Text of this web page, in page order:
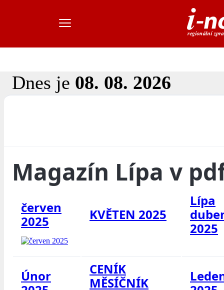
Dnes je 08. 08. 2026
Magazín Lípa v
červen
2025
KVĚTEN 2025
Lípa
2025
Únor
CENÍK
MĚSÍČNÍK